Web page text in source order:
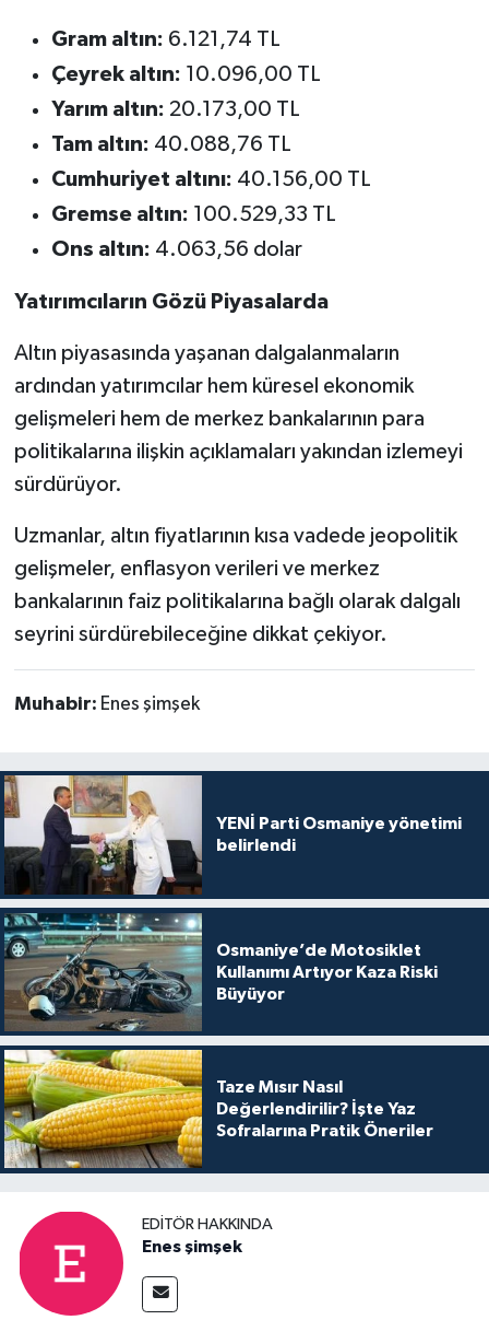
Gram altın: 6.121,74 TL
Çeyrek altın: 10.096,00 TL
Yarım altın: 20.173,00 TL
Tam altın: 40.088,76 TL
Cumhuriyet altını: 40.156,00 TL
Gremse altın: 100.529,33 TL
Ons altın: 4.063,56 dolar
Yatırımcıların Gözü Piyasalarda
Altın piyasasında yaşanan dalgalanmaların
ardından yatırımcılar hem küresel ekonomik
gelişmeleri hem de merkez bankalarının para
politikalarına ilişkin açıklamaları yakından izlemeyi
sürdürüyor.
Uzmanlar, altın fiyatlarının kısa vadede jeopolitik
gelişmeler, enflasyon verileri ve merkez
bankalarının faiz politikalarına bağlı olarak dalgalı
seyrini sürdürebileceğine dikkat çekiyor.
Muhabir: Enes şimşek
YENİ Parti Osmaniye yönetimi
belirlendi
Osmaniye’de Motosiklet
Kullanımı Artıyor Kaza Riski
Büyüyor
Taze Mısır Nasıl
Değerlendirilir? İşte Yaz
Sofralarına Pratik Öneriler
EDITÖR HAKKINDA
Enes şimşek